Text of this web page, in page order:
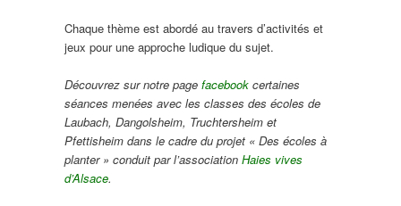
Chaque thème est abordé au travers d’activités et
jeux pour une approche ludique du sujet.
Découvrez sur notre pagefacebook certaines
séances menées avec les classes des écoles de
Laubach, Dangolsheim, Truchtersheim et
Pfettisheim dans le cadre du projet « Des écoles à
planter » conduit par l’associationHaies vives
d’Alsace.